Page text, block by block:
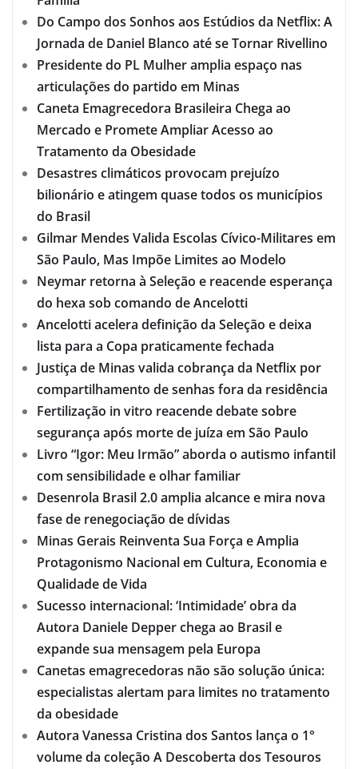
Do Campo dos Sonhos aos Estúdios da Netflix: A
Jornada de Daniel Blanco até se Tornar Rivellino
Presidente do PL Mulher amplia espaço nas
articulações do partido em Minas
Caneta Emagrecedora Brasileira Chega ao
Mercado e Promete Ampliar Acesso ao
Tratamento da Obesidade
Desastres climáticos provocam prejuízo
bilionário e atingem quase todos os municípios
do Brasil
Gilmar Mendes Valida Escolas Cívico-Militares em
São Paulo, Mas Impõe Limites ao Modelo
Neymar retorna à Seleção e reacende esperança
do hexa sob comando de Ancelotti
Ancelotti acelera definição da Seleção e deixa
lista para a Copa praticamente fechada
Justiça de Minas valida cobrança da Netflix por
compartilhamento de senhas fora da residência
Fertilização in vitro reacende debate sobre
segurança após morte de juíza em São Paulo
Livro “Igor: Meu Irmão” aborda o autismo infantil
com sensibilidade e olhar familiar
Desenrola Brasil 2.0 amplia alcance e mira nova
fase de renegociação de dívidas
Minas Gerais Reinventa Sua Força e Amplia
Protagonismo Nacional em Cultura, Economia e
Qualidade de Vida
Sucesso internacional: ‘Intimidade’ obra da
Autora Daniele Depper chega ao Brasil e
expande sua mensagem pela Europa
Canetas emagrecedoras não são solução única:
especialistas alertam para limites no tratamento
da obesidade
Autora Vanessa Cristina dos Santos lança o 1°
volume da coleção A Descoberta dos Tesouros